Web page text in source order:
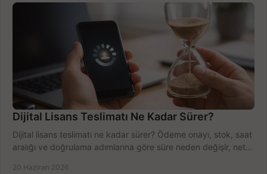
Dijital Lisans Teslimatı Ne Kadar Sürer?
Dijital lisans teslimatı ne kadar sürer? Ödeme onayı, stok, saat
aralığı ve doğrulama adımlarına göre süre neden değişir, net
20 Haziran 2026